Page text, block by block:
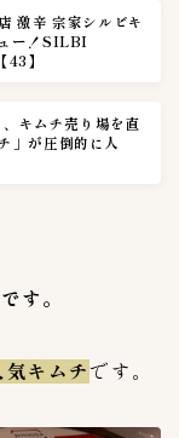
激辛 宗家シルビキ
ー！SILBI
】
キムチ売り場を直
」が圧倒的に人
す。
キムチです。